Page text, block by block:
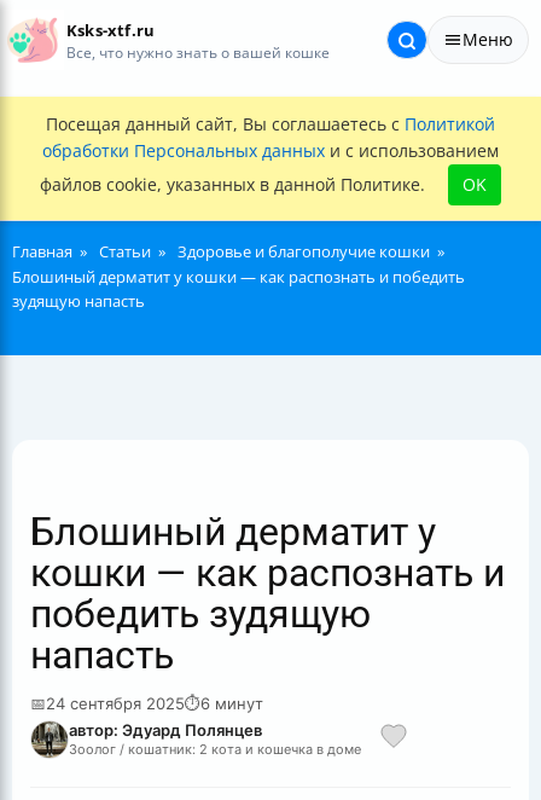
Ksks-xtf.ru
Все, что нужно знать о вашей кошке
Меню
Посещая данный сайт, Вы соглашаетесь с Политикой
обработки Персональных данных и с использованием
файлов cookie, указанных в данной Политике.
OK
Главная Статьи
Здоровье и благополучие кошки
Блошиный дерматит у кошки — как распознать и победить
зудящую напасть
Блошиный дерматит у
кошки — как распознать и
победить зудящую
напасть
📅24 сентября 2025⏱6 минут
автор: Эдуард Полянцев
Зоолог / кошатник: 2 кота и кошечка в доме